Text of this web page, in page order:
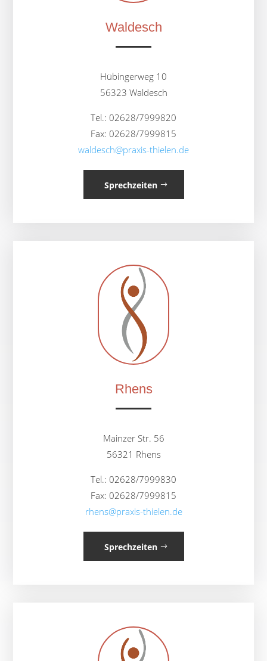
Waldesch
Hübingerweg 10
56323 Waldesch
Tel.: 02628/7999820
Fax: 02628/7999815
waldesch@praxis-thielen.de
Sprechzeiten
Rhens
Mainzer Str. 56
56321 Rhens
Tel.: 02628/7999830
Fax: 02628/7999815
rhens@praxis-thielen.de
Sprechzeiten